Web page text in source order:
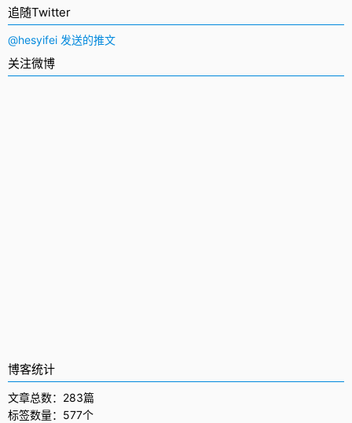
追随Twitter
@hesyifei 发送的推文
关注微博
博客统计
文章总数：283篇
标签数量：577个